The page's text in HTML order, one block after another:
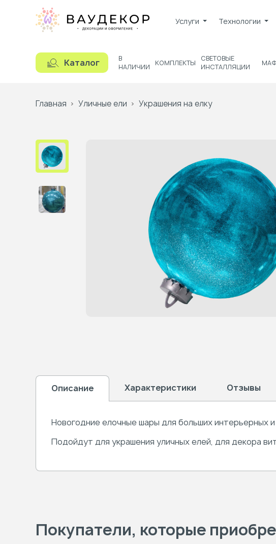
Услуги Технологии
Каталог
В
НАЛИЧИИ
КОМПЛЕКТЫ
СВЕТОВЫЕ
ИНСТАЛЛЯЦИИ
МАФ
Главная Уличные ели Украшения на елку
Описание Характеристики Отзывы
Новогодние елочные шары для больших интерьерных
Подойдут для украшения уличных елей, для декора
Покупатели, которые